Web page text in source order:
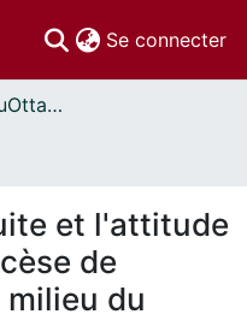
Se connecter
Thèses uOttawa // uOttawa Theses
et l'attitude
de
milieu du